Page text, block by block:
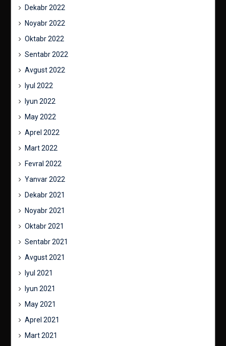
Dekabr 2022
Noyabr 2022
Oktabr 2022
Sentabr 2022
Avgust 2022
Iyul 2022
Iyun 2022
May 2022
Aprel 2022
Mart 2022
Fevral 2022
Yanvar 2022
Dekabr 2021
Noyabr 2021
Oktabr 2021
Sentabr 2021
Avgust 2021
Iyul 2021
Iyun 2021
May 2021
Aprel 2021
Mart 2021